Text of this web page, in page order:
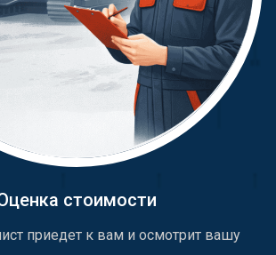
стоимости
приедет к вам и осмотрит вашу